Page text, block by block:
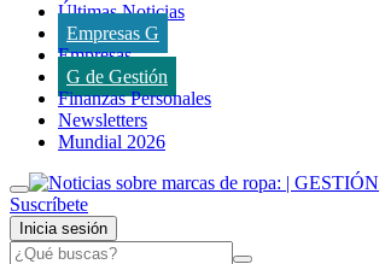
Últimas Noticias
Empresas G
Empresas
G de Gestión
Finanzas Personales
Newsletters
Mundial 2026
Suscríbete
Inicia sesión